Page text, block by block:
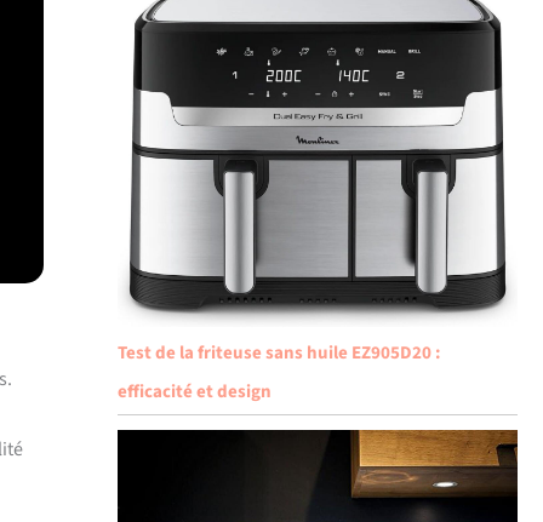
Test de la friteuse sans huile EZ905D20 :
efficacité et design